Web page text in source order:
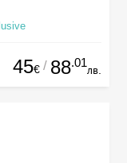
45€ / 88.01
лв.